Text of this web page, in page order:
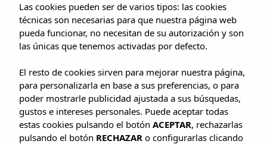
Las cookies pueden ser de varios tipos: las cookies
técnicas son necesarias para que nuestra página web
pueda funcionar, no necesitan de su autorización y son
las únicas que tenemos activadas por defecto.
El resto de cookies sirven para mejorar nuestra página,
para personalizarla en base a sus preferencias, o para
poder mostrarle publicidad ajustada a sus búsquedas,
gustos e intereses personales. Puede aceptar todas
estas cookies pulsando el botón ACEPTAR, rechazarlas
pulsando el botón RECHAZAR o configurarlas clicando